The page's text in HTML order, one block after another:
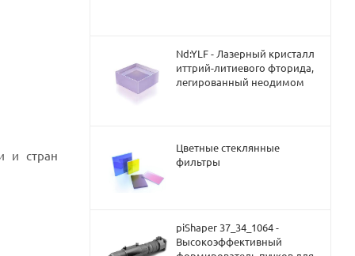
и стран
Nd:YLF - Лазерный кристалл
иттрий-литиевого фторида,
легированный неодимом
Цветные стеклянные
фильтры
piShaper 37_34_1064 -
Высокоэффективный